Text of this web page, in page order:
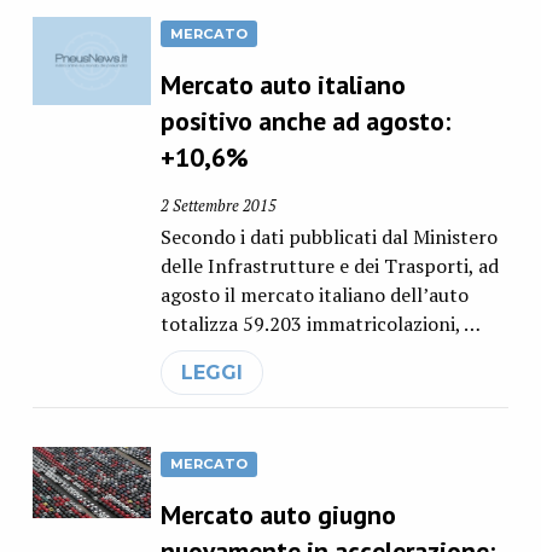
MERCATO
Mercato auto italiano
positivo anche ad agosto:
+10,6%
2 Settembre 2015
Secondo i dati pubblicati dal Ministero
delle Infrastrutture e dei Trasporti, ad
agosto il mercato italiano dell’auto
totalizza 59.203 immatricolazioni, …
LEGGI
MERCATO
Mercato auto giugno